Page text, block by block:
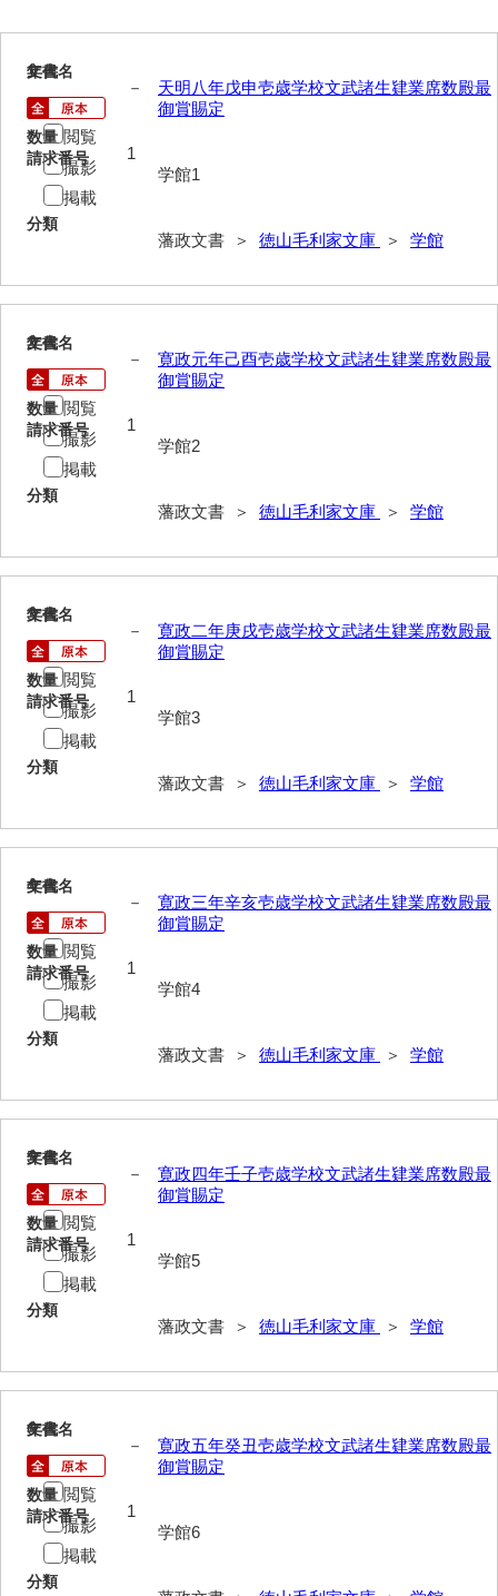
御法事控
御就国記
御道中日記
御門番御奉記
萩御留守中日記
巡見上使記
遣使記内編
下御用所日記
山方日記
山畝反運上究帳
山方万書取
御猟御行歩御供触記
勤向日帳
政府日記
御判司方大日記
寺社町方日記
1
文書名
天明八年戊申壱歳学校文武諸生肄業席数殿最
御賞賜定
請求番号
学館1
分類
藩政文書 ＞ 徳山毛利家文庫 ＞ 学館
年代
－
数量
1
閲覧
撮影
掲載
2
文書名
寛政元年己酉壱歳学校文武諸生肄業席数殿最
御賞賜定
請求番号
学館2
分類
藩政文書 ＞ 徳山毛利家文庫 ＞ 学館
年代
－
数量
1
閲覧
撮影
掲載
3
文書名
寛政二年庚戌壱歳学校文武諸生肄業席数殿最
御賞賜定
請求番号
学館3
分類
藩政文書 ＞ 徳山毛利家文庫 ＞ 学館
年代
－
数量
1
閲覧
撮影
掲載
4
文書名
寛政三年辛亥壱歳学校文武諸生肄業席数殿最
御賞賜定
請求番号
学館4
分類
藩政文書 ＞ 徳山毛利家文庫 ＞ 学館
年代
－
数量
1
閲覧
撮影
掲載
5
文書名
寛政四年壬子壱歳学校文武諸生肄業席数殿最
御賞賜定
請求番号
学館5
分類
藩政文書 ＞ 徳山毛利家文庫 ＞ 学館
年代
－
数量
1
閲覧
撮影
掲載
6
文書名
寛政五年癸丑壱歳学校文武諸生肄業席数殿最
御賞賜定
請求番号
学館6
分類
年代
－
数量
1
閲覧
撮影
掲載